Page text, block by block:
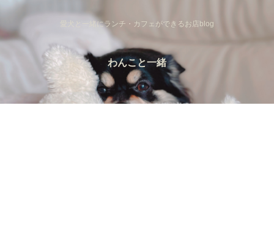
愛犬と一緒にランチ・カフェができるお店blog
わんこと一緒